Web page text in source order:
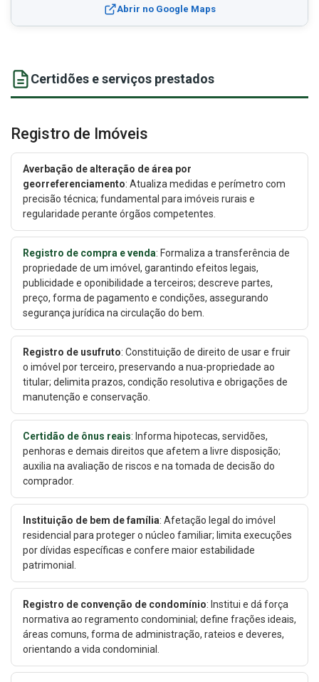
Abrir no Google Maps
Certidões e serviços prestados
Registro de Imóveis
Averbação de alteração de área por
georreferenciamento: Atualiza medidas e perímetro com
precisão técnica; fundamental para imóveis rurais e
regularidade perante órgãos competentes.
Registro de compra e venda: Formaliza a transferência de
propriedade de um imóvel, garantindo efeitos legais,
publicidade e oponibilidade a terceiros; descreve partes,
preço, forma de pagamento e condições, assegurando
segurança jurídica na circulação do bem.
Registro de usufruto: Constituição de direito de usar e fruir
o imóvel por terceiro, preservando a nua-propriedade ao
titular; delimita prazos, condição resolutiva e obrigações de
manutenção e conservação.
Certidão de ônus reais: Informa hipotecas, servidões,
penhoras e demais direitos que afetem a livre disposição;
auxilia na avaliação de riscos e na tomada de decisão do
comprador.
Instituição de bem de família: Afetação legal do imóvel
residencial para proteger o núcleo familiar; limita execuções
por dívidas específicas e confere maior estabilidade
patrimonial.
Registro de convenção de condomínio: Institui e dá força
normativa ao regramento condominial; define frações ideais,
áreas comuns, forma de administração, rateios e deveres,
orientando a vida condominial.